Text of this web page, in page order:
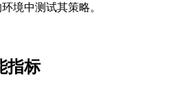
境中测试其策略。
指标